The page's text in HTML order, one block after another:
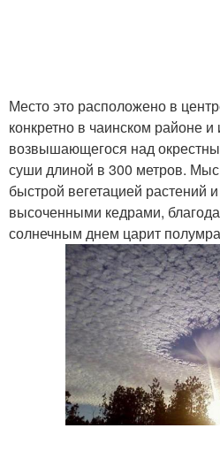
Место это расположено в
конкретно в чаинском районе и
возвышающегося над
суши длиной в 300 метров.
быстрой вегетацией растений
высоченными кедрами,
солнечным днем царит